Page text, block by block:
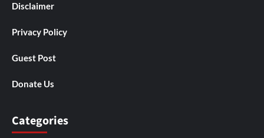
Disclaimer
Privacy Policy
Guest Post
Donate Us
Categories